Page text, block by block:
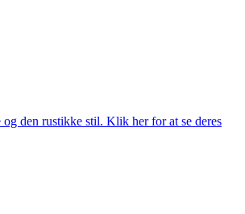
den rustikke stil. Klik her for at se deres